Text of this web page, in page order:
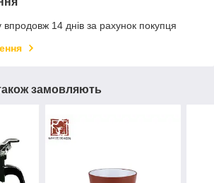
14 днів за рахунок покупця
замовляють